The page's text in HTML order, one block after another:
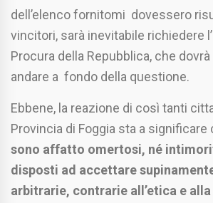
dell’elenco fornitomi dovessero
vincitori, sarà inevitabile richiedere
Procura della Repubblica, che
andare a fondo della questione.
Ebbene, la reazione di così tanti
Provincia di Foggia sta a significare
sono affatto omertosi, né
disposti ad accettare
arbitrarie, contrarie all’etica e